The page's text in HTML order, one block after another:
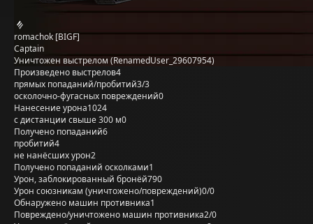
romachok [BIGF]
Captain
Уничтожен выстрелом (RenamedUser_29607954)
Произведено выстрелов4
прямых попаданий/пробитий3/3
осколочно-фугасных повреждений0
Нанесение урона1024
с дистанции свыше 300 м0
Получено попаданий6
пробитий4
не нанёсших урон2
Получено попаданий осколками1
Урон, заблокированный бронёй790
Урон союзникам (уничтожено/повреждений)0/0
Обнаружено машин противника1
Повреждено/уничтожено машин противника2/0